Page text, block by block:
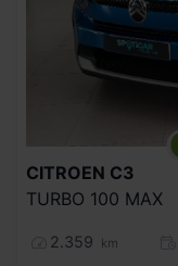
CITROEN C3
TURBO 100 MAX
2.359 km